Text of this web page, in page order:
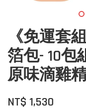
《免運套
箔包- 10包
原味滴雞
NT$ 1,530